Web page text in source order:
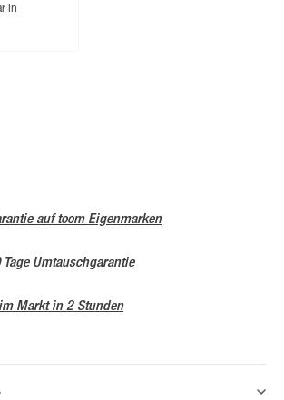
in
auf toom Eigenmarken
Tage Umtauschgarantie
Markt in 2 Stunden